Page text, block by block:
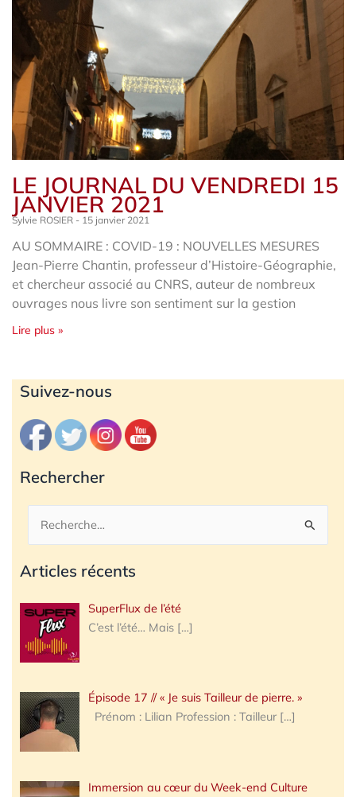
LE JOURNAL DU VENDREDI 15
JANVIER 2021
Sylvie ROSIER 15 janvier 2021
AU SOMMAIRE : COVID-19 : NOUVELLES MESURES
Jean-Pierre Chantin, professeur d’Histoire-Géographie,
et chercheur associé au CNRS, auteur de nombreux
ouvrages nous livre son sentiment sur la gestion
Lire plus »
Suivez-nous
Rechercher
Rechercher :
Articles récents
SuperFlux de l’été
C’est l’été… Mais […]
Épisode 17 // « Je suis Tailleur de pierre. »
Prénom : Lilian Profession : Tailleur […]
Immersion au cœur du Week-end Culture
Archives